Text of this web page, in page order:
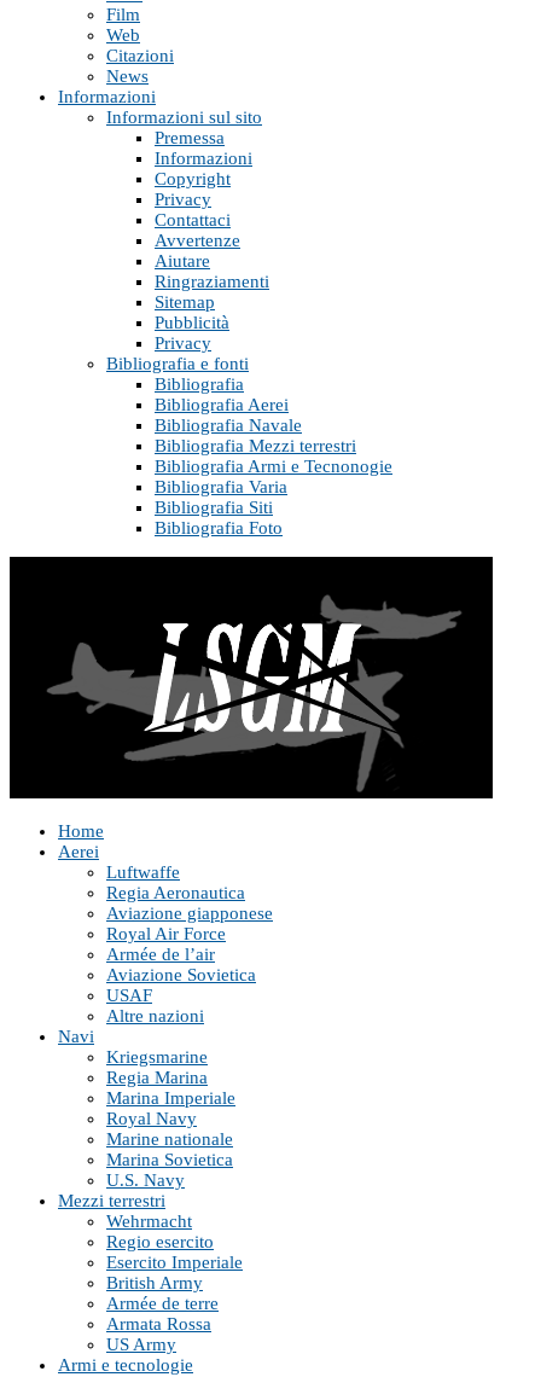
Film
Web
Citazioni
News
Informazioni
Informazioni sul sito
Premessa
Informazioni
Copyright
Privacy
Contattaci
Avvertenze
Aiutare
Ringraziamenti
Sitemap
Pubblicità
Privacy
Bibliografia e fonti
Bibliografia
Bibliografia Aerei
Bibliografia Navale
Bibliografia Mezzi terrestri
Bibliografia Armi e Tecnonogie
Bibliografia Varia
Bibliografia Siti
Bibliografia Foto
Home
Aerei
Luftwaffe
Regia Aeronautica
Aviazione giapponese
Royal Air Force
Armée de l’air
Aviazione Sovietica
USAF
Altre nazioni
Navi
Kriegsmarine
Regia Marina
Marina Imperiale
Royal Navy
Marine nationale
Marina Sovietica
U.S. Navy
Mezzi terrestri
Wehrmacht
Regio esercito
Esercito Imperiale
British Army
Armée de terre
Armata Rossa
US Army
Armi e tecnologie